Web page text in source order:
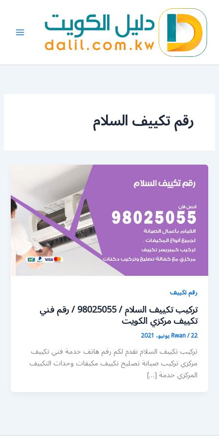
المحتوى
رقم تكييف السلام
رقم تكييف
تركيب تكييف السلام / 98025055 / رقم فني
تكييف مركزي الكويت
Rwan/22 يونيو، 2021
تركيب تكييف السلام نقدم لكم رقم هاتف خدمة فني تكييف
مركزي تركيب صيانة تصليح تكييف مكيفات وحدات التكييف
المركزي خدمة […]